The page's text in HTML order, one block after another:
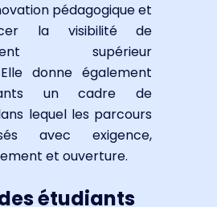
pédagogique et
la visibilité de
supérieur
donne également
un cadre de
lequel les parcours
avec exigence,
et ouverture.
étudiants